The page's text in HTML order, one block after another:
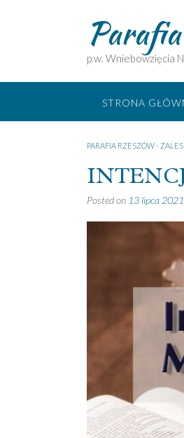
p.w. Wniebowzięcia
STRONA
PARAFIA RZESZÓW -
Posted on 13 lipca 2021